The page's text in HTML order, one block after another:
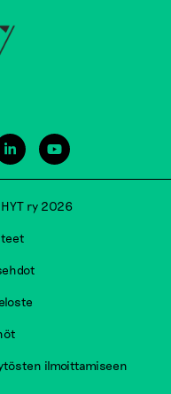
ry 2026
ilmoittamiseen